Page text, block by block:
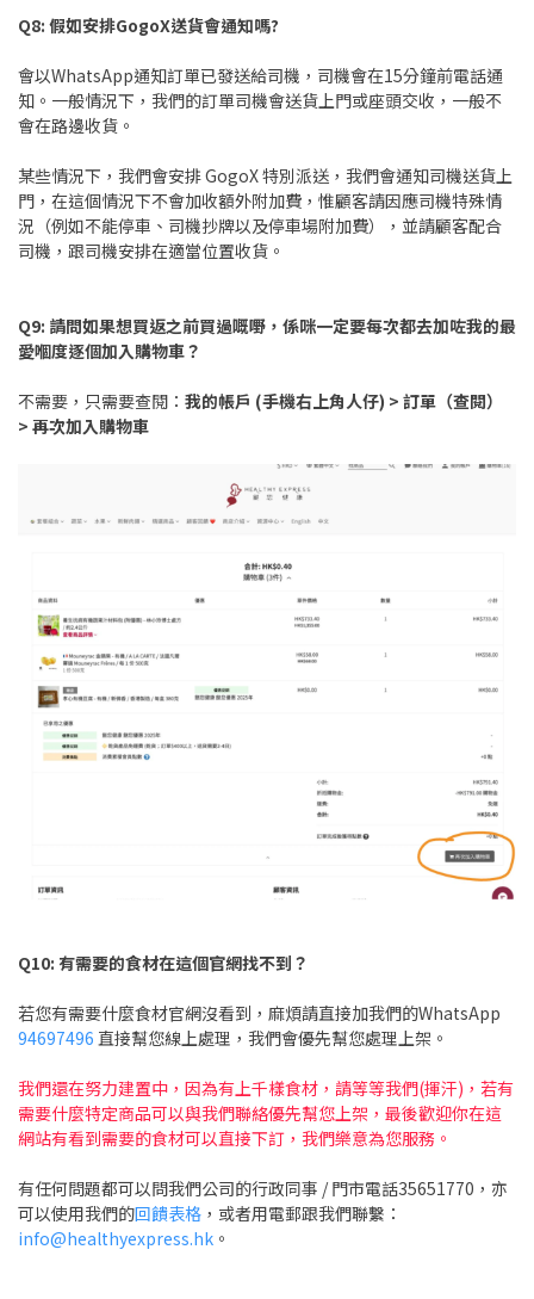
Q8: 假如安排GogoX送貨會通知嗎?
會以WhatsApp通知訂單已發送給司機，司機會在15分鐘前電話通
知。一般情況下，我們的訂單司機會送貨上門或座頭交收，一般不
會在路邊收貨。
某些情況下，我們會安排 GogoX 特別派送，我們會通知司機送貨上
門，在這個情況下不會加收額外附加費，惟顧客請因應司機特殊情
況（例如不能停車、司機抄牌以及停車場附加費），並請顧客配合
司機，跟司機安排在適當位置收貨。
Q9: 請問如果想買返之前買過嘅嘢，係咪一定要每次都去加咗我的最
愛嗰度逐個加入購物車？
不需要，只需要查閱： 我的帳戶 (手機右上角人仔) > 訂單（查閱）
> 再次加入購物車
Q10: 有需要的食材在這個官網找不到 ？
若您有需要什麼食材官網沒看到，麻煩請直接加我們的WhatsApp
94697496 直接幫您線上處理，我們會優先幫您處理上架。
我們還在努力建置中，因為有上千樣食材，請等等我們(揮汗)，若有
需要什麼特定商品可以與我們聯絡優先幫您上架，最後歡迎你在這
網站有看到需要的食材可以直接下訂，我們樂意為您服務。
有任何問題都可以問我們公司的行政同事 / 門市電話35651770，亦
可以使用我們的回饋表格 ，或者用電郵跟我們聯繫：
info@healthyexpress.hk 。